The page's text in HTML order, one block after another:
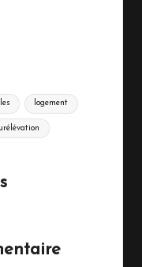
logement